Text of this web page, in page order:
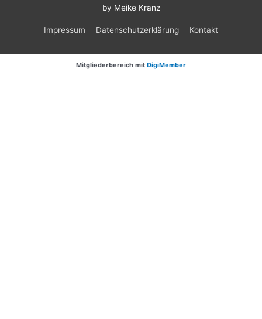
by Meike Kranz
Impressum Datenschutzerklärung Kontakt
Mitgliederbereich mit DigiMember